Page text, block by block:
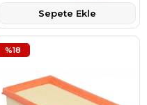
Sepete Ekle
%18